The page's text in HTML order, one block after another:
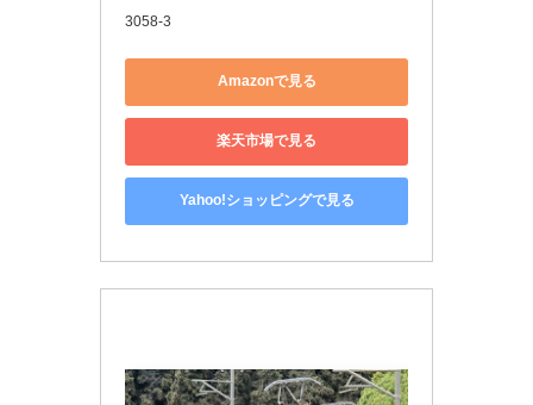
3058-3
Amazonで見る
楽天市場で見る
Yahoo!ショッピングで見る